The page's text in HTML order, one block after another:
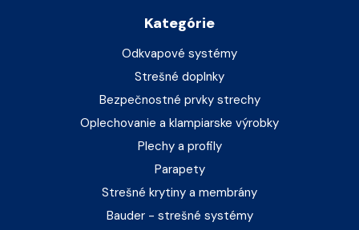
Kategórie
Odkvapové systémy
Strešné doplnky
Bezpečnostné prvky strechy
Oplechovanie a klampiarske výrobky
Plechy a profily
Parapety
Strešné krytiny a membrány
Bauder - strešné systémy